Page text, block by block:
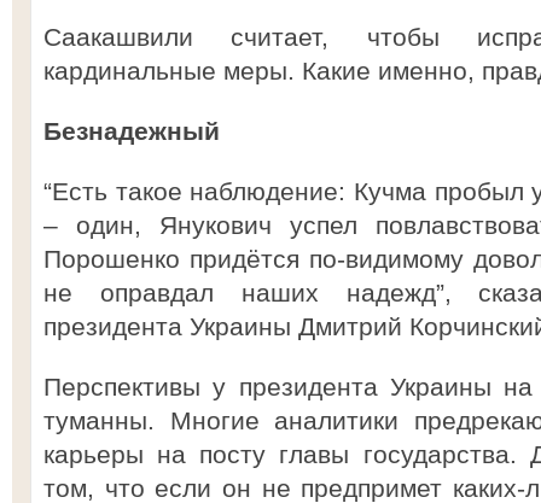
Саакашвили считает, чтобы
кардинальные меры. Какие именно,
Безнадежный
“Есть такое наблюдение: Кучма
– один, Янукович успел
Порошенко придётся по-видимому
не оправдал наших надежд”,
президента Украины Дмитрий
Перспективы у президента Украины
туманны. Многие аналитики
карьеры на посту главы государства.
том, что если он не предпримет